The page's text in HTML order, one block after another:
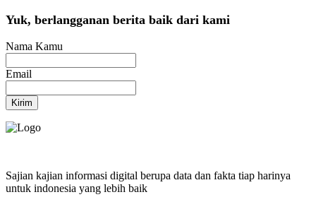
Yuk, berlangganan berita baik dari kami
Nama Kamu
Email
Kirim
Sajian kajian informasi digital berupa data dan fakta tiap harinya
untuk indonesia yang lebih baik